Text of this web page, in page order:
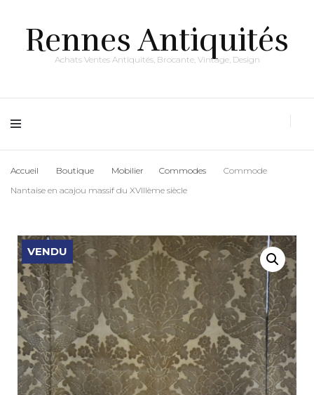
Rennes Antiquités
Achats Ventes Antiquités, Brocante, Vintage, Design
Accueil Boutique Mobilier Commodes
Commode
Nantaise en acajou massif du XVIIIème siècle
VENDU